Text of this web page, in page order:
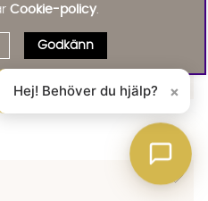
Lägg
Cookie-policy.
Godkänn
Hej! Behöver du hjälp? ×